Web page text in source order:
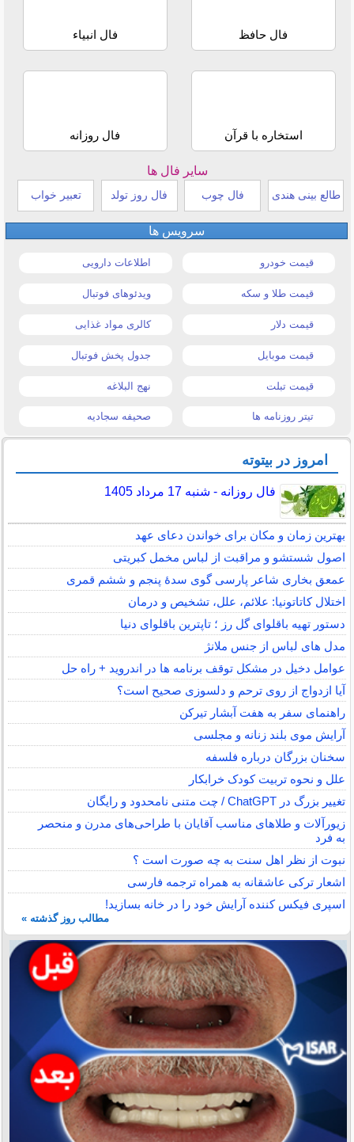
فال حافظ فال انبیاء
استخاره با قرآن فال روزانه
سایر فال ها
طالع بینی هندی فال چوب فال روز تولد تعبیر خواب
سرویس ها
قیمت خودرو اطلاعات دارویی
قیمت طلا و سکه ویدئوهای فوتبال
قیمت دلار کالری مواد غذایی
قیمت موبایل جدول پخش فوتبال
قیمت تبلت نهج البلاغه
تیتر روزنامه ها صحیفه سجادیه
امروز در بیتوته
فال روزانه - شنبه 17 مرداد 1405
بهترین زمان و مکان برای خواندن دعای عهد
اصول شستشو و مراقبت از لباس مخمل کبریتی
عمعق بخاری شاعر پارسی گوی سدهٔ پنجم و ششم قمری
اختلال کاتاتونیا: علائم، علل، تشخیص و درمان
دستور تهیه باقلوای گل رز ؛ تاپترین باقلوای دنیا
مدل های لباس از جنس ملانژ
عوامل دخیل در مشکل توقف برنامه ها در اندروید + راه حل
آیا ازدواج از روی ترحم و دلسوزی صحیح است؟
راهنمای سفر به هفت آبشار تیرکن
آرایش موی بلند زنانه و مجلسی
سخنان بزرگان درباره فلسفه
علل و نحوه تربیت کودک خرابکار
تغییر بزرگ در ChatGPT / چت متنی نامحدود و رایگان
زیورآلات و طلاهای مناسب آقایان با طراحی‌های مدرن و منحصر
به فرد
نبوت از نظر اهل سنت به چه صورت است ؟
اشعار ترکی عاشقانه به همراه ترجمه فارسی
اسپری فیکس کننده آرایش خود را در خانه بسازید!
مطالب روز گذشته »